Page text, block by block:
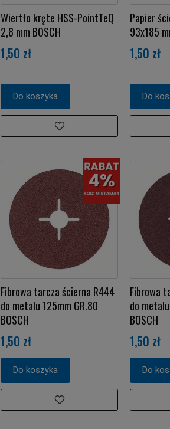
Wiertło kręte HSS-PointTeQ
2,8 mm BOSCH
1,50 zł
Do koszyka
Papier
93x185
1,50 zł
Do
Fibrowa tarcza ścierna R444
do metalu 125mm GR.80
BOSCH
1,50 zł
Do koszyka
Fibrowa
do
BOSCH
1,50 zł
Do